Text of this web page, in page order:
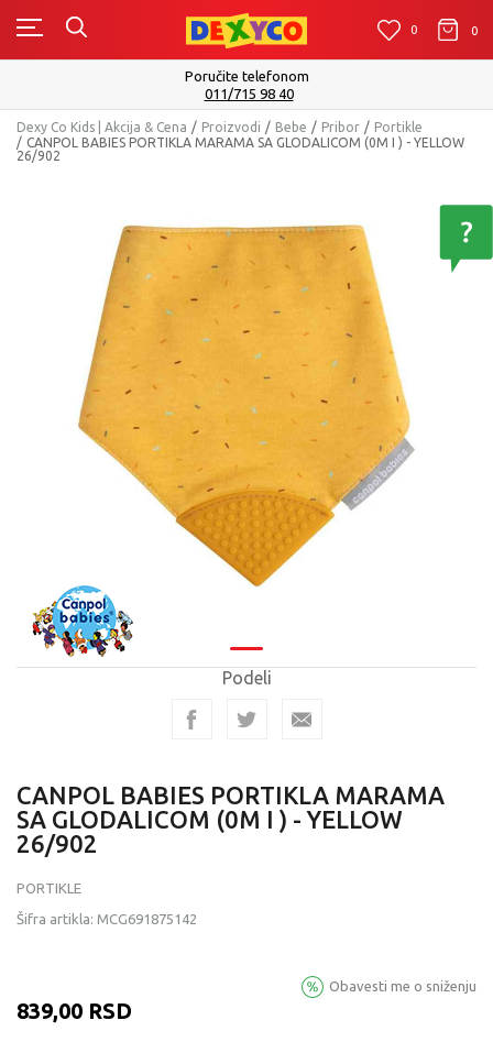
0 0 0
Poručite telefonom
011/715 98 40
Dexy Co Kids | Akcija & Cena Proizvodi Bebe Pribor
Portikle
CANPOL BABIES PORTIKLA MARAMA SA GLODALICOM (0M I ) - YELLOW
26/902
Podeli
CANPOL BABIES PORTIKLA MARAMA
SA GLODALICOM (0M I ) - YELLOW
26/902
PORTIKLE
Šifra artikla: MCG691875142
839,00 RSD
Obavesti me o sniženju